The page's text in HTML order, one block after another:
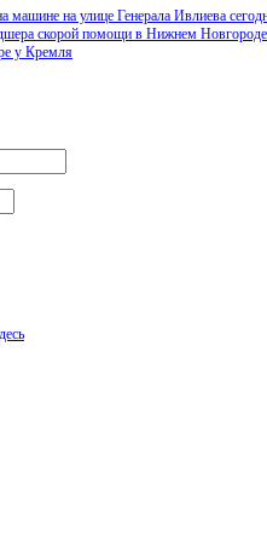
машине на улице Генерала Ивлиева
скорой помощи в Нижнем Новгороде
у Кремля